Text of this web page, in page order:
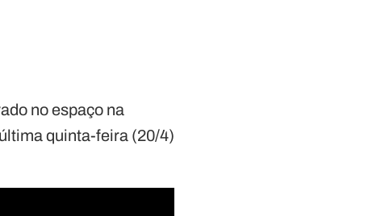
no espaço na
quinta-feira (20/4)